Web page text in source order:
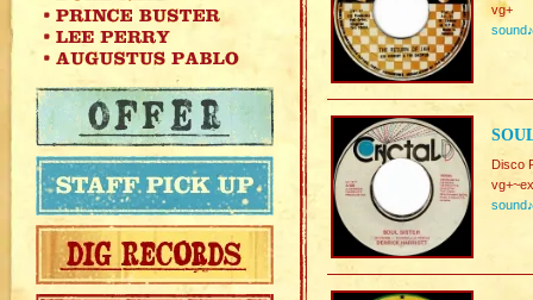
vg+
sound♪
Disco
sound♪